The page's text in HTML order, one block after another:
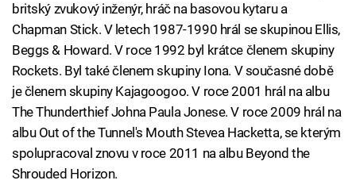
britský zvukový inženýr, hráč na basovou kytaru a
Chapman Stick. V letech 1987-1990 hrál se skupinou Ellis,
Beggs & Howard. V roce 1992 byl krátce členem skupiny
Rockets. Byl také členem skupiny Iona. V současné době
je členem skupiny Kajagoogoo. V roce 2001 hrál na albu
The Thunderthief Johna Paula Jonese. V roce 2009 hrál na
albu Out of the Tunnel's Mouth Stevea Hacketta, se kterým
spolupracoval znovu v roce 2011 na albu Beyond the
Shrouded Horizon.